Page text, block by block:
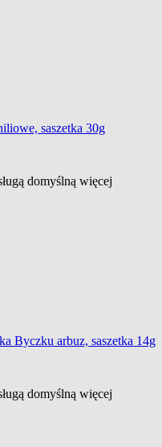
saszetka 30g
domyślną więcej
Byczku arbuz, saszetka 14g
domyślną więcej